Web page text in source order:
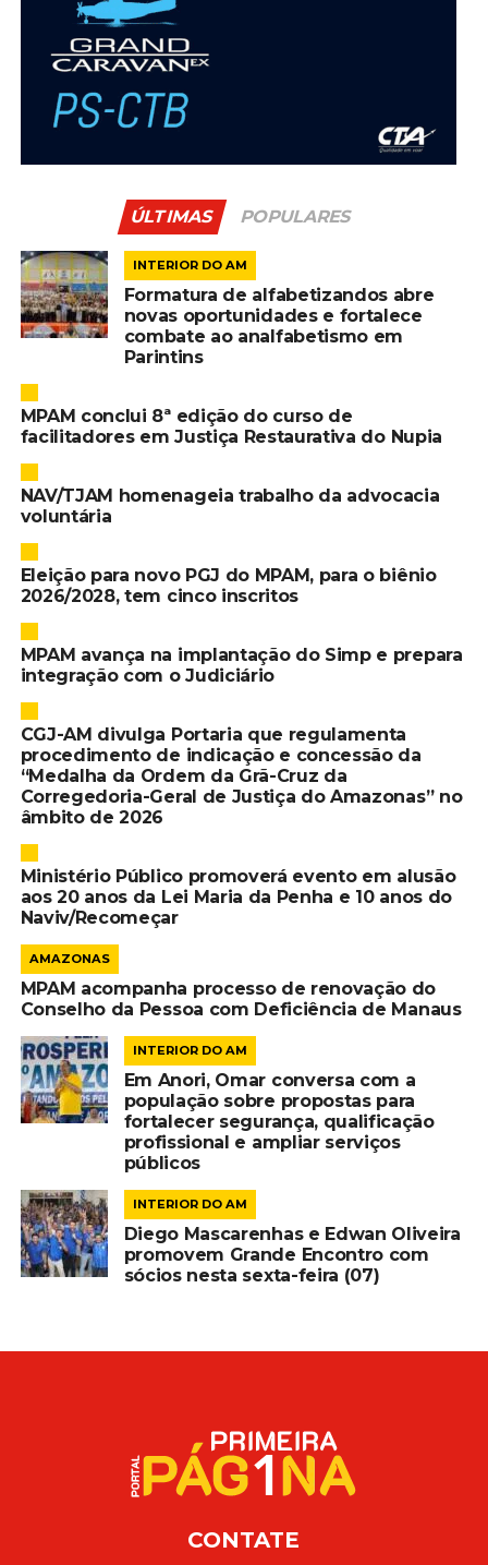
ÚLTIMAS POPULARES
INTERIOR DO AM
Formatura de alfabetizandos abre
novas oportunidades e fortalece
combate ao analfabetismo em
Parintins
MPAM conclui 8ª edição do curso de
facilitadores em Justiça Restaurativa do Nupia
NAV/TJAM homenageia trabalho da advocacia
voluntária
Eleição para novo PGJ do MPAM, para o biênio
2026/2028, tem cinco inscritos
MPAM avança na implantação do Simp e prepara
integração com o Judiciário
CGJ-AM divulga Portaria que regulamenta
procedimento de indicação e concessão da
“Medalha da Ordem da Grã-Cruz da
Corregedoria-Geral de Justiça do Amazonas” no
âmbito de 2026
Ministério Público promoverá evento em alusão
aos 20 anos da Lei Maria da Penha e 10 anos do
Naviv/Recomeçar
AMAZONAS
MPAM acompanha processo de renovação do
Conselho da Pessoa com Deficiência de Manaus
INTERIOR DO AM
Em Anori, Omar conversa com a
população sobre propostas para
fortalecer segurança, qualificação
profissional e ampliar serviços
públicos
INTERIOR DO AM
Diego Mascarenhas e Edwan Oliveira
promovem Grande Encontro com
sócios nesta sexta-feira (07)
CONTATE